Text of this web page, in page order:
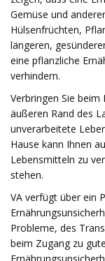
Gemüse und
Hülsenfrüchten,
längeren,
eine pflanzliche
verhindern.
Verbringen Sie
äußeren Rand des
unverarbeitete
Hause kann Ihnen
Lebensmitteln zu
stehen.
VA verfügt über ein
Probleme, des
beim Zugang zu